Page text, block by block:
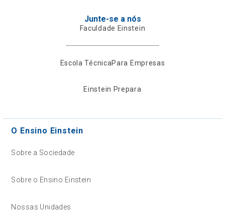
Junte-se a nós
Faculdade Einstein
Escola TécnicaPara Empresas
Einstein Prepara
O Ensino Einstein
Sobre a Sociedade
Sobre o Ensino Einstein
Nossas Unidades